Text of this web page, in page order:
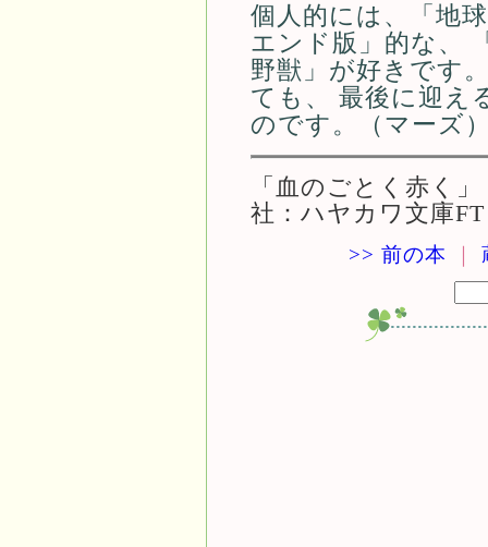
個人的には、「地
エンド版」的な、
野獣」が好きです
ても、 最後に迎え
のです。（マーズ
「血のごとく赤く
社：ハヤカワ文庫FT
>> 前の本 ｜